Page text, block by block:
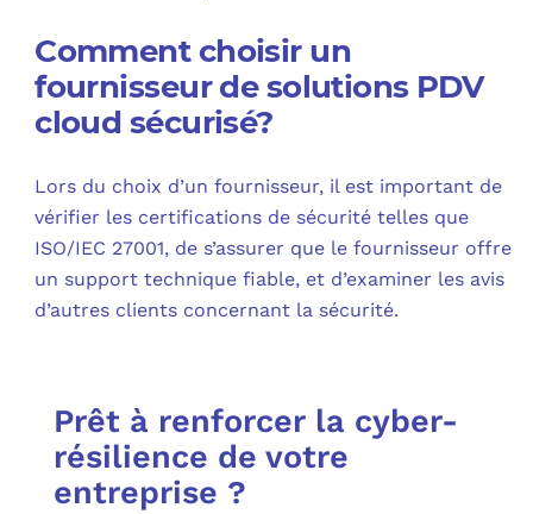
Comment choisir un
fournisseur de solutions PDV
cloud sécurisé?
Lors du choix d’un fournisseur, il est important de
vérifier les certifications de sécurité telles que
ISO/IEC 27001, de s’assurer que le fournisseur offre
un support technique fiable, et d’examiner les avis
d’autres clients concernant la sécurité.
Prêt à renforcer la cyber-
résilience de votre
entreprise ?